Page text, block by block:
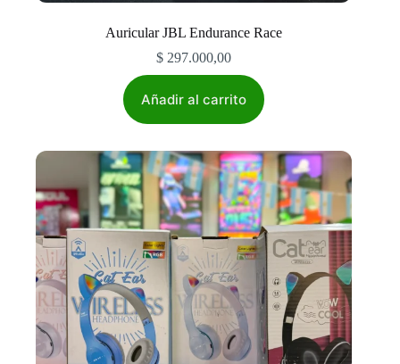
Auricular JBL Endurance Race
$ 297.000,00
Añadir al carrito